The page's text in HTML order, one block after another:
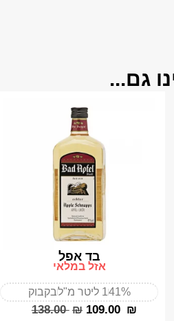
גם...
בד אפל
אזל במלאי
41%1 ליטר מ"ל בקבוק
‎138.00 ₪ ‎109.00 ₪